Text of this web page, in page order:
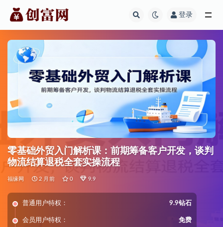
登录
零基础外贸入门解析课：前期筹备客户开发，谈判
物流结算退税全套实操流程
福缘网 2 月前 0 9.9
普通用户特权： 9.9钻石
会员用户特权： 免费